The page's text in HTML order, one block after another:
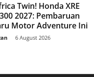
Twin! Honda XRE
2027: Pembaruan
Motor Adventure Ini
6 August 2026